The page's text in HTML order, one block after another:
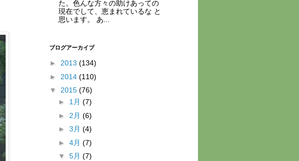
た。色んな方々の助けあっての
現在でして、恵まれているな と
思います。 あ...
ブログアーカイブ
► 2013 (134)
► 2014 (110)
▼ 2015 (76)
► 1月 (7)
► 2月 (6)
► 3月 (4)
► 4月 (7)
▼ 5月 (7)